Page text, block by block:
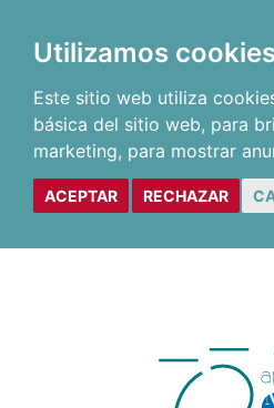
Utilizamos cookies
Este sitio web utiliza
básica del sitio web, para
marketing, para mostrar
ACEPTAR RECHAZAR